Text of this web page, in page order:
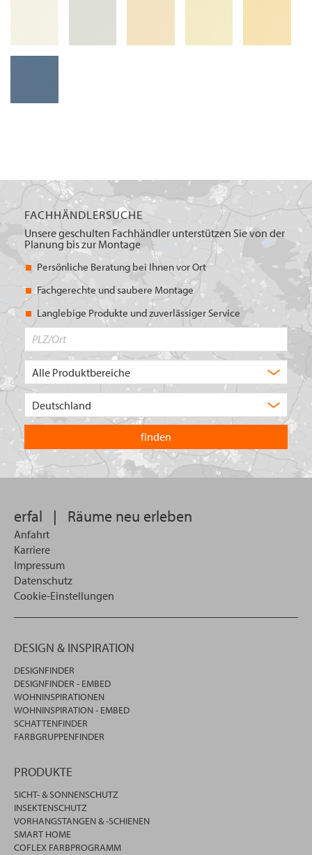
FACHHÄNDLERSUCHE
Unsere geschulten Fachhändler unterstützen Sie von der
Planung bis zur Montage
Persönliche Beratung bei Ihnen vor Ort
Fachgerechte und saubere Montage
Langlebige Produkte und zuverlässiger Service
in
welchem
Land
Sie
suchen
erfal | Räume neu erleben
Anfahrt
Karriere
Impressum
Datenschutz
Cookie-Einstellungen
DESIGN & INSPIRATION
DESIGNFINDER
DESIGNFINDER - EMBED
WOHNINSPIRATIONEN
WOHNINSPIRATION - EMBED
SCHATTENFINDER
FARBGRUPPENFINDER
PRODUKTE
SICHT- & SONNENSCHUTZ
INSEKTENSCHUTZ
VORHANGSTANGEN & -SCHIENEN
SMART HOME
COFLEX FARBPROGRAMM